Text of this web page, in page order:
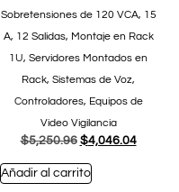
Sobretensiones de 120 VCA, 15
A, 12 Salidas, Montaje en Rack
1U, Servidores Montados en
Rack, Sistemas de Voz,
Controladores, Equipos de
Video Vigilancia
$5,250.96 $4,046.04
Añadir al carrito